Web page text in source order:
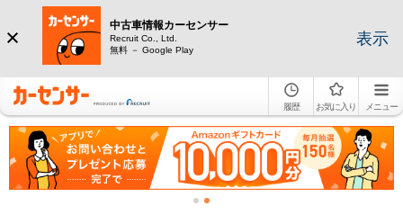
中古車情報カーセンサー
Recruit Co., Ltd.
無料 － Google Play
表示
履歴 お気に入り メニュー